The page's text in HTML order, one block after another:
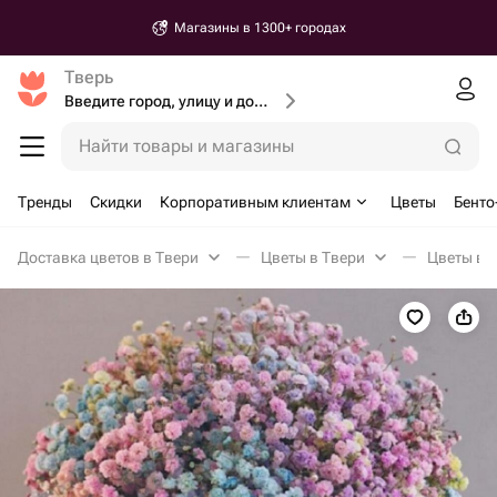
Магазины в 1300+ городах
Тверь
Введите город, улицу и дом доставки
Найти товары и магазины
Тренды Скидки Корпоративным клиентам Цветы
Доставка цветов в Твери Цветы в Твери Цветы в